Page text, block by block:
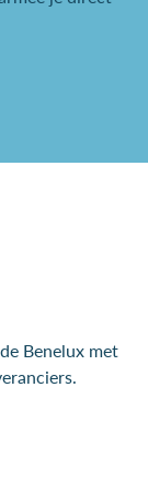
Benelux met